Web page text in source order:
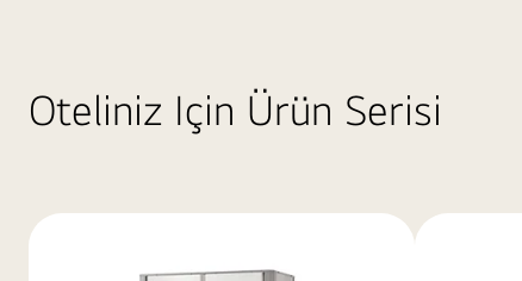
Oteliniz Için Ürün Serisi